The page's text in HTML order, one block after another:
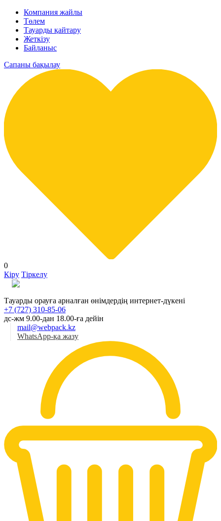
Компания жайлы
Төлем
Тауарды қайтару
Жеткізу
Байланыс
Сапаны бақылау
0
Кіру Тіркелу
Тауарды орауға арналған өнімдердің интернет-дүкені
+7 (727) 310-85-06
дс-жм 9.00-дан 18.00-ға дейін
mail@webpack.kz
WhatsApp-қа жазу